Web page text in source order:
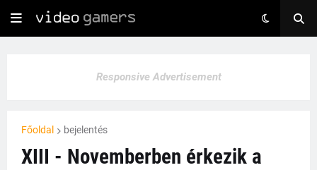
Responsive Advertisement
Főoldal bejelentés
XIII - Novemberben érkezik a